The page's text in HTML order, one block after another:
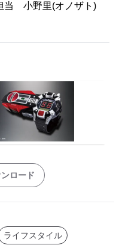
当 小野里(オノザト)
ロード
ライフスタイル